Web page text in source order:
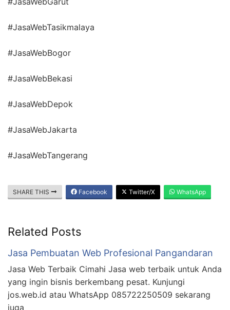
#JasaWebTasikmalaya
#JasaWebBogor
#JasaWebBekasi
#JasaWebDepok
#JasaWebJakarta
#JasaWebTangerang
SHARE THIS Facebook Twitter/X WhatsApp
Related Posts
Jasa Pembuatan Web Profesional Pangandaran
Jasa Web Terbaik Cimahi Jasa web terbaik untuk Anda
yang ingin bisnis berkembang pesat. Kunjungi
jos.web.id atau WhatsApp 085722250509 sekarang
juga